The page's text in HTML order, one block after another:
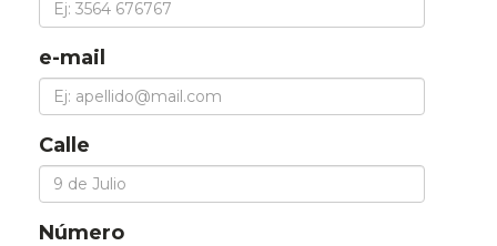
e-mail
Calle
Número